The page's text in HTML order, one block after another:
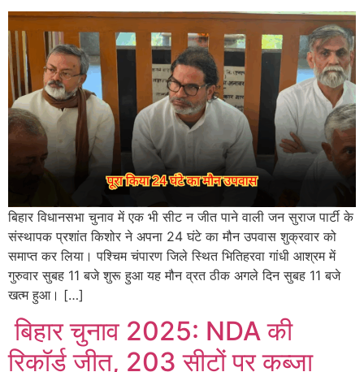
बिहार विधानसभा चुनाव में एक भी सीट न जीत पाने वाली जन सुराज पार्टी के
संस्थापक प्रशांत किशोर ने अपना 24 घंटे का मौन उपवास शुक्रवार को
समाप्त कर लिया। पश्चिम चंपारण जिले स्थित भितिहरवा गांधी आश्रम में
गुरुवार सुबह 11 बजे शुरू हुआ यह मौन व्रत ठीक अगले दिन सुबह 11 बजे
खत्म हुआ। […]
बिहार चुनाव 2025: NDA की
रिकॉर्ड जीत, 203 सीटों पर कब्जा